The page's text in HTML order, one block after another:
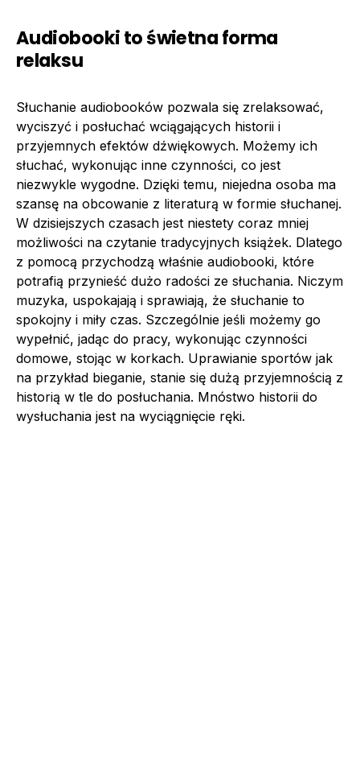
Audiobooki to świetna forma
relaksu
Słuchanie audiobooków pozwala się zrelaksować,
wyciszyć i posłuchać wciągających historii i
przyjemnych efektów dźwiękowych. Możemy ich
słuchać, wykonując inne czynności, co jest
niezwykle wygodne. Dzięki temu, niejedna osoba ma
szansę na obcowanie z literaturą w formie słuchanej.
W dzisiejszych czasach jest niestety coraz mniej
możliwości na czytanie tradycyjnych książek. Dlatego
z pomocą przychodzą właśnie audiobooki, które
potrafią przynieść dużo radości ze słuchania. Niczym
muzyka, uspokajają i sprawiają, że słuchanie to
spokojny i miły czas. Szczególnie jeśli możemy go
wypełnić, jadąc do pracy, wykonując czynności
domowe, stojąc w korkach. Uprawianie sportów jak
na przykład bieganie, stanie się dużą przyjemnością z
historią w tle do posłuchania. Mnóstwo historii do
wysłuchania jest na wyciągnięcie ręki.